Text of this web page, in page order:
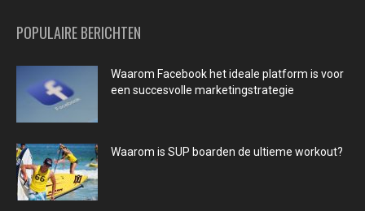
POPULAIRE BERICHTEN
Waarom Facebook het ideale platform is voor
een succesvolle marketingstrategie
Waarom is SUP boarden de ultieme workout?